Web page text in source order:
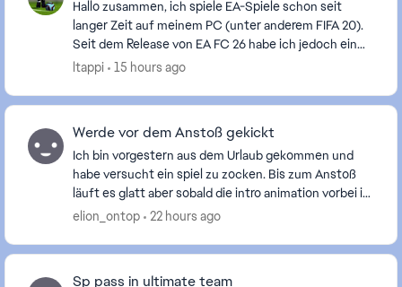
Hallo zusammen, ich spiele EA-Spiele schon seit
langer Zeit auf meinem PC (unter anderem FIFA 20).
Seit dem Release von EA FC 26 habe ich jedoch ein
Problem. Immer wenn ich das Spiel starten möchte...
ltappi 15 hours ago
Werde vor dem Anstoß gekickt
Ich bin vorgestern aus dem Urlaub gekommen und
habe versucht ein spiel zu zocken. Bis zum Anstoß
läuft es glatt aber sobald die intro animation vorbei ist
werde ich aus dem Spiel geschmissen zurück z...
elion_ontop 22 hours ago
Sp pass in ultimate team